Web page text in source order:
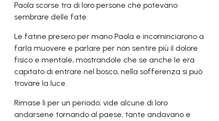
Paola scorse tra di loro persone che potevano
sembrare delle fate.
Le fatine presero per mano Paola e incominciarono a
farla muovere e parlare per non sentire più il dolore
fisico e mentale, mostrandole che se anche le era
capitato di entrare nel bosco, nella sofferenza si può
trovare la luce.
Rimase lì per un periodo; vide alcune di loro
andarsene tornando al paese, tante andavano e